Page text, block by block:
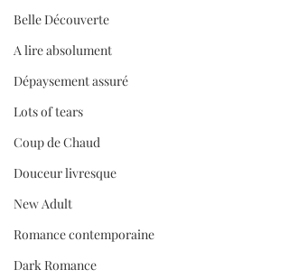
Belle Découverte
A lire absolument
Dépaysement assuré
Lots of tears
Coup de Chaud
Douceur livresque
New Adult
Romance contemporaine
Dark Romance